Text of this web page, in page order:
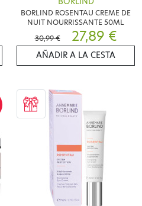
BORLIND ROSENTAU CREME DE
NUIT NOURRISSANTE 50ML
30,99 €
27,89 €
AÑADIR A LA CESTA